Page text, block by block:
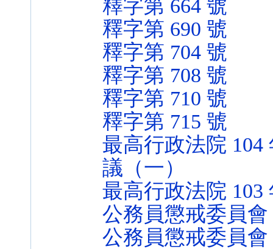
釋字第 664 號
釋字第 690 號
釋字第 704 號
釋字第 708 號
釋字第 710 號
釋字第 715 號
最高行政法院 104
議（一）
最高行政法院 103
公務員懲戒委員會
公務員懲戒委員會